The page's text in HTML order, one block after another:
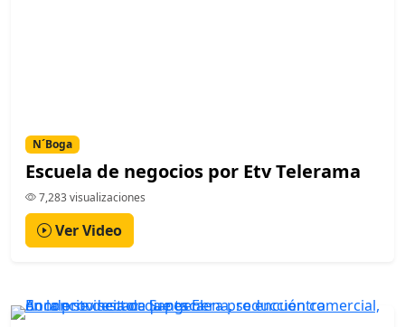
N´Boga
Escuela de negocios por Etv Telerama
7,283 visualizaciones
Ver Video